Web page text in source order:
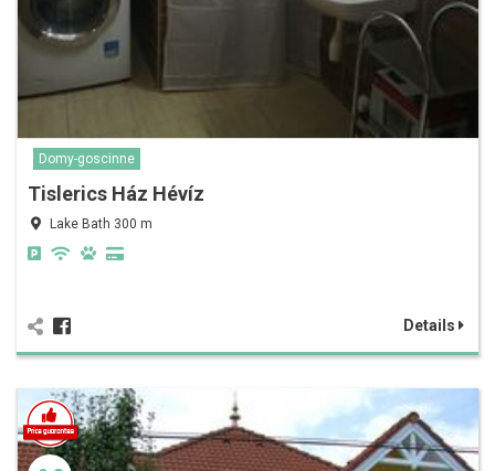
Domy-goscinne
Tislerics Ház Hévíz
Lake Bath 300 m
Details